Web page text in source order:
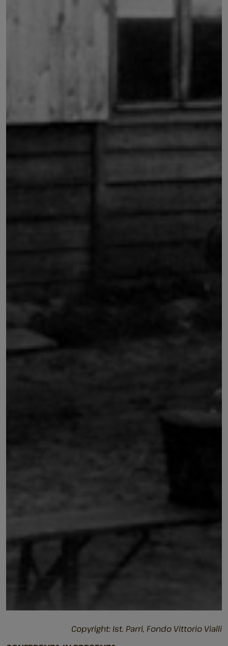
Copyright: Ist. Parri, Fondo Vittorio Vialli